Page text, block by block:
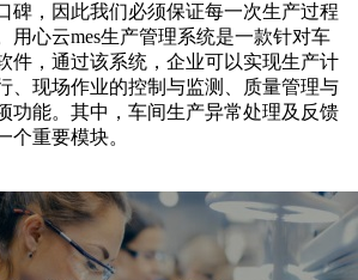
碑，因此我们必须保证每一次生产过程
用心云mes生产管理系统是一款针对车
件，通过该系统，企业可以实现生产计
、现场作业的控制与监测、质量管理与
功能。其中，车间生产异常处理及反馈
个重要模块。